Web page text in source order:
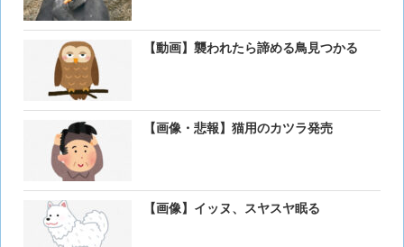
【動画】襲われたら諦める鳥見つかる
【画像・悲報】猫用のカツラ発売
【画像】イッヌ、スヤスヤ眠る